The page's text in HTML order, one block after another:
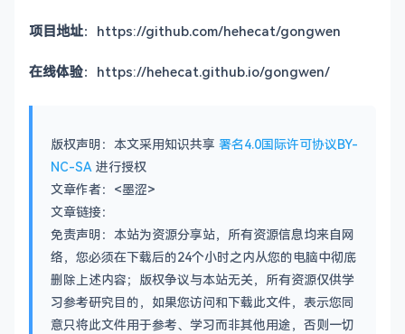
项目地址：https://github.com/hehecat/gongwen
在线体验：https://hehecat.github.io/gongwen/
版权声明：本文采用知识共享 署名4.0国际许可协议BY-
NC-SA 进行授权
文章作者：<墨涩>
文章链接：
免责声明：本站为资源分享站，所有资源信息均来自网
络，您必须在下载后的24个小时之内从您的电脑中彻底
删除上述内容；版权争议与本站无关，所有资源仅供学
习参考研究目的，如果您访问和下载此文件，表示您同
意只将此文件用于参考、学习而非其他用途，否则一切